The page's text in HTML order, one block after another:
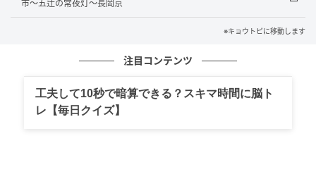
を揺らし——鳥肌が立つほどの感動がありました。
「きのホ。」などスペシャルゲストによるステージも
渡りました。
市～五辻の常夜灯～長岡京
※キョウトピに移動します
注目コンテンツ
工夫して10秒で暗算できる？スキマ時間に脳ト
レ【毎日クイズ】